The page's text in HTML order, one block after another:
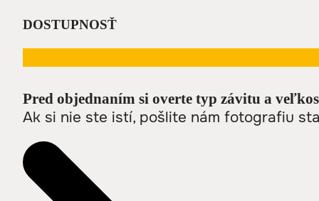
DOSTUPNOSŤ
Pred objednaním si overte typ závitu a
Ak si nie ste istí, pošlite nám fotografiu